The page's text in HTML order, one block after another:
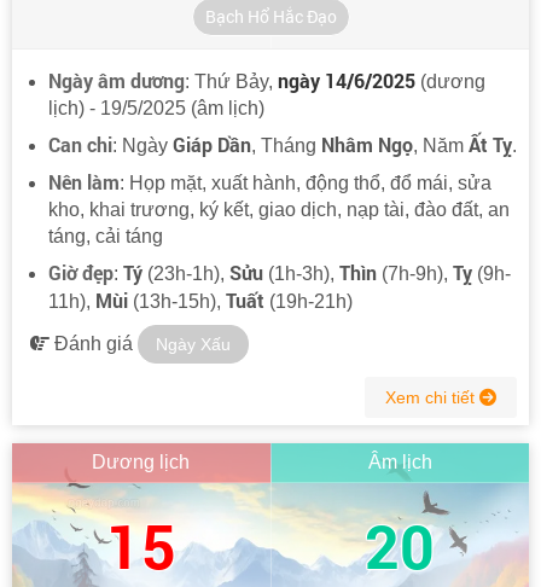
Bạch Hổ Hắc Đạo
Ngày âm dương: Thứ Bảy, ngày 14/6/2025 (dương
lịch) - 19/5/2025 (âm lịch)
Can chi: Ngày Giáp Dần, Tháng Nhâm Ngọ, Năm Ất Tỵ.
Nên làm: Họp mặt, xuất hành, động thổ, đổ mái, sửa
kho, khai trương, ký kết, giao dịch, nạp tài, đào đất, an
táng, cải táng
Giờ đẹp: Tý (23h-1h), Sửu (1h-3h), Thìn (7h-9h), Tỵ (9h-
11h), Mùi (13h-15h), Tuất (19h-21h)
Đánh giá Ngày Xấu
Xem chi tiết
Dương lịch
15
Âm lịch
20